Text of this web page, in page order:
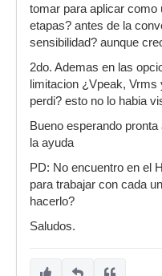
tomar para aplicar como
etapas? antes de la
sensibilidad? aunque
2do. Ademas en las
limitacion ¿Vpeak,
perdi? esto no lo habia
Bueno esperando
la ayuda
PD: No encuentro en el
para trabajar con cada
hacerlo?
Saludos.